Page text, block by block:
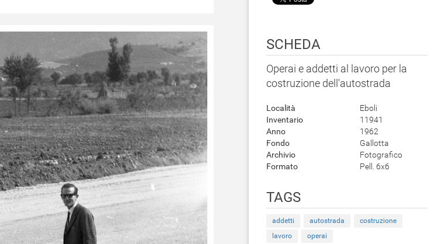
SCHEDA
Operai e addetti al lavoro per la
costruzione dell'autostrada
Località
Eboli
Inventario
11941
Anno
1962
Fondo
Gallotta
Archivio
Fotografico
Formato
Pell. 6x6
TAGS
addetti autostrada
costruzione
lavoro
operai